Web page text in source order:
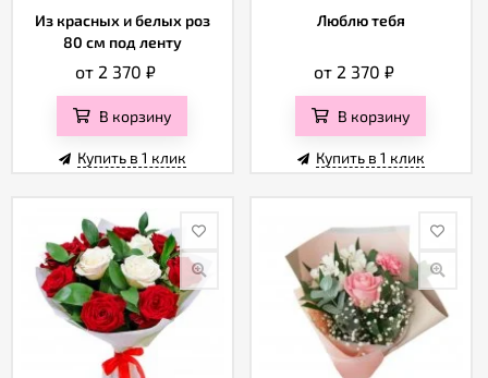
Из красных и белых роз
80 см под ленту
от 2 370₽
В корзину
Купить в 1 клик
Люблю тебя
от 2 370₽
В корзину
Купить в 1 клик